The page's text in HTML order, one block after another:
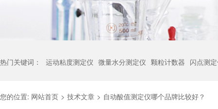
热门关键词： 运动粘度测定仪 微量水分测定仪 颗粒计数器 闪点测
您的位置: 网站首页 > 技术文章 > 自动酸值测定仪哪个品牌比较好？